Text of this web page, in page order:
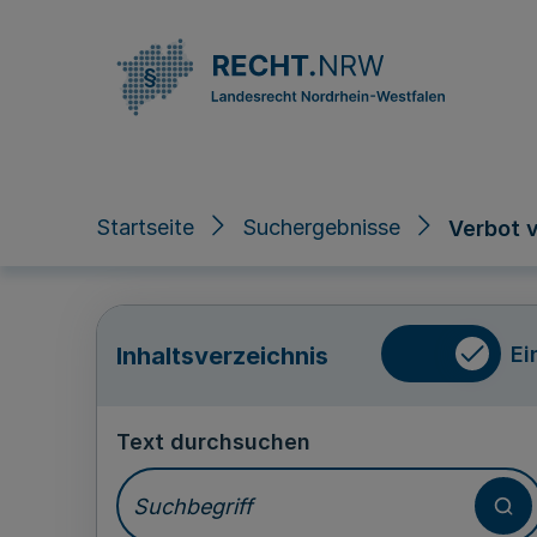
Startseite Suchergebnisse Verbot
Inhaltsverzeichnis
Text durchsuchen